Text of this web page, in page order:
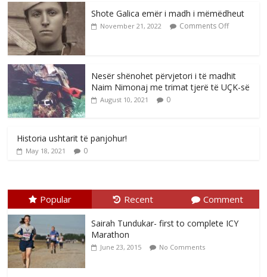
Shote Galica emër i madh i mëmëdheut
November 21, 2022 Comments Off
Nesër shënohet përvjetori i të madhit
Naim Nimonaj me trimat tjerë të UÇK-së
August 10, 2021 0
Historia ushtarit të panjohur!
May 18, 2021 0
Popular Recent Comment
Sairah Tundukar- first to complete ICY
Marathon
June 23, 2015 No Comments